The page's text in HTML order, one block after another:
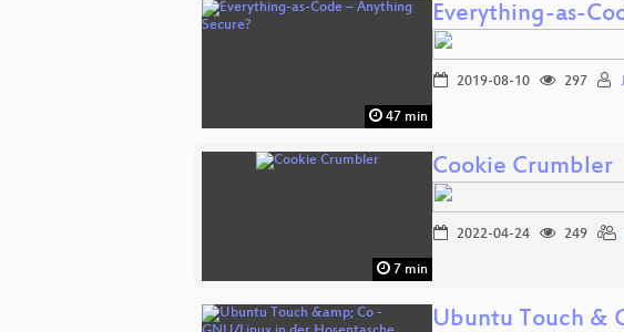
47 min
Everything-as-
2019-08-10 297
7 min
Cookie Crumbler
2022-04-24 249
Ubuntu Touch &